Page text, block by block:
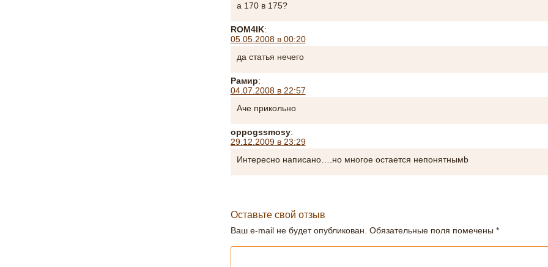
а 170 в 175?
ROM4IK:
05.05.2008 в 00:20
да статья нечего
Рамир:
04.07.2008 в 22:57
Аче прикольно
oppogssmosy:
29.12.2009 в 23:29
Интересно написано….но многое остается непонятнымb
Оставьте свой отзыв
Ваш e-mail не будет опубликован. Обязательные поля помечены *